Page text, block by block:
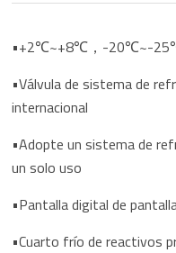
•+2℃~+8℃，-20℃~-
•Válvula de sistema de
internacional
•Adopte un sistema de
un solo uso
•Pantalla digital de
•Cuarto frío de reactivos